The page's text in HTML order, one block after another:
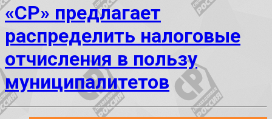
«СР» предлагает
распределить налоговые
отчисления в пользу
муниципалитетов